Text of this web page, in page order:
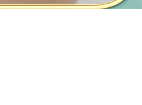
Dream 白貝母扇子大號項鍊